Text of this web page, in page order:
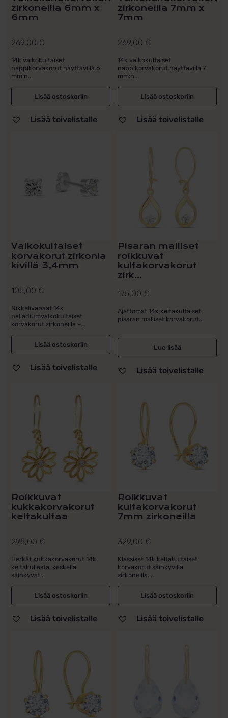
zirkoneilla 6mm x
6mm
269,00 €
14k valkokultaiset
nappikorvakorut näyttävillä 6
mm:n...
Lisää ostoskoriin
Lisää toivelistalle
zirkoneilla 7mm x
7mm
269,00 €
14k valkokultaiset
nappikorvakorut näyttävillä 7
mm:n...
Lisää ostoskoriin
Lisää toivelistalle
Valkokultaiset
korvakorut zirkonia
kivillä 3,4mm
105,00 €
Nikkelivapaat 14k
palladiumvalkokultaiset
korvakorut zirkoneilla –...
Lisää ostoskoriin
Lisää toivelistalle
Pisaran malliset
roikkuvat
kultakorvakorut
zirk...
175,00 €
Ajattomat 14k keltakultaiset
pisaran malliset korvakorut...
Lue lisää
Lisää toivelistalle
Roikkuvat
kukkakorvakorut
keltakultaa
295,00 €
Herkät kukkakorvakorut 14k
keltakullasta, keskellä
säihkyvät...
Lisää ostoskoriin
Lisää toivelistalle
Roikkuvat
kultakorvakorut
7mm zirkoneilla
329,00 €
Klassiset 14k keltakultaiset
korvakorut säihkyvillä
zirkoneilla....
Lisää ostoskoriin
Lisää toivelistalle